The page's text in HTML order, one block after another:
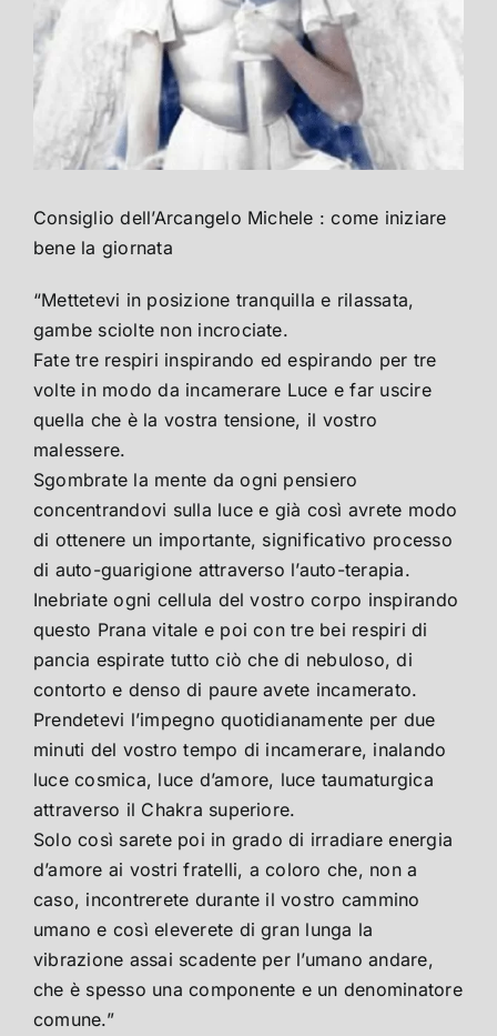
Consiglio dell’Arcangelo Michele : come iniziare
bene la giornata
“Mettetevi in posizione tranquilla e rilassata,
gambe sciolte non incrociate.
Fate tre respiri inspirando ed espirando per tre
volte in modo da incamerare Luce e far uscire
quella che è la vostra tensione, il vostro
malessere.
Sgombrate la mente da ogni pensiero
concentrandovi sulla luce e già così avrete modo
di ottenere un importante, significativo processo
di auto-guarigione attraverso l’auto-terapia.
Inebriate ogni cellula del vostro corpo inspirando
questo Prana vitale e poi con tre bei respiri di
pancia espirate tutto ciò che di nebuloso, di
contorto e denso di paure avete incamerato.
Prendetevi l’impegno quotidianamente per due
minuti del vostro tempo di incamerare, inalando
luce cosmica, luce d’amore, luce taumaturgica
attraverso il Chakra superiore.
Solo così sarete poi in grado di irradiare energia
d’amore ai vostri fratelli, a coloro che, non a
caso, incontrerete durante il vostro cammino
umano e così eleverete di gran lunga la
vibrazione assai scadente per l’umano andare,
che è spesso una componente e un denominatore
comune.”